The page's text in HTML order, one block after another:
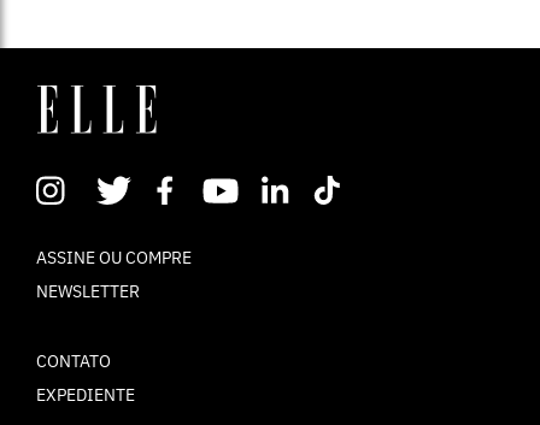
ASSINE OU COMPRE
NEWSLETTER
CONTATO
EXPEDIENTE